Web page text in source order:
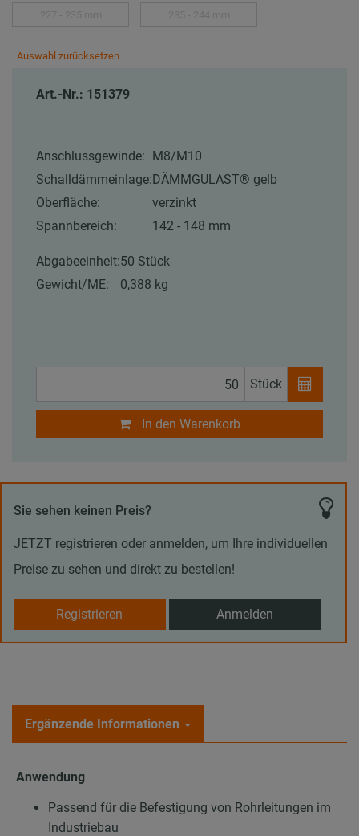
Auswahl zurücksetzen
Art.-Nr.: 151379
Anschlussgewinde:
M8/M10
Schalldämmeinlage: DÄMMGULAST® gelb
Oberfläche:
verzinkt
Spannbereich:
142 - 148 mm
Abgabeeinheit:50 Stück
Gewicht/ME:
0,388 kg
Stück
In den Warenkorb
Sie sehen keinen Preis?
JETZT registrieren oder anmelden, um Ihre individuellen
Preise zu sehen und direkt zu bestellen!
Registrieren Anmelden
Ergänzende Informationen
Anwendung
Passend für die Befestigung von Rohrleitungen im
Industriebau